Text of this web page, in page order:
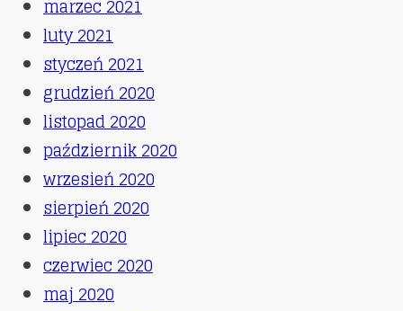
marzec 2021
luty 2021
styczeń 2021
grudzień 2020
listopad 2020
październik 2020
wrzesień 2020
sierpień 2020
lipiec 2020
czerwiec 2020
maj 2020